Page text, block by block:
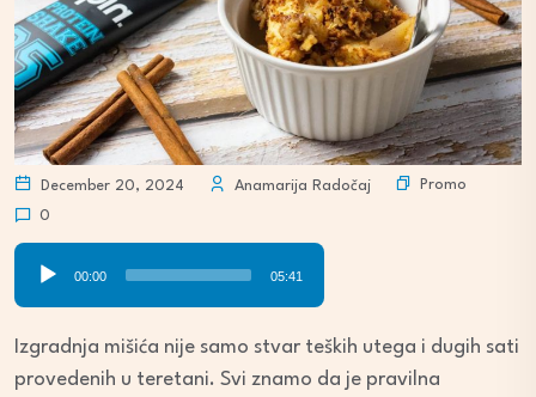
December 20, 2024 Anamarija Radočaj
Promo
0
Audio
Player
00:00 05:41
Izgradnja mišića nije samo stvar teških utega i dugih sati
provedenih u teretani. Svi znamo da je pravilna